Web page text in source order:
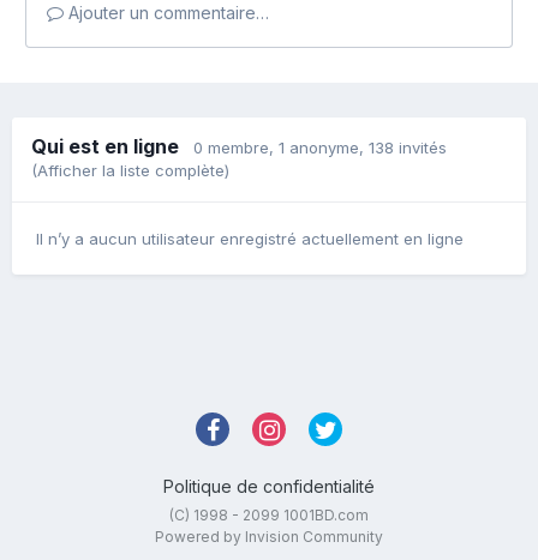
Ajouter un commentaire…
Qui est en ligne 0 membre, 1 anonyme, 138 invités
(Afficher la liste complète)
Il n’y a aucun utilisateur enregistré actuellement en ligne
Politique de confidentialité
(C) 1998 - 2099 1001BD.com
Powered by Invision Community